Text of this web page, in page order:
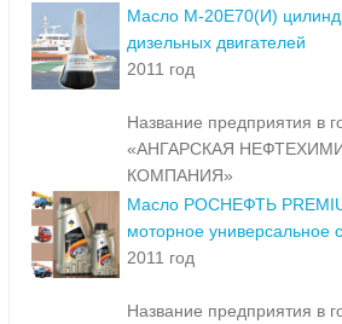
Масло М-20Е70(И)
дизельных двигателей
2011 год
Название предприятия в
«АНГАРСКАЯ
КОМПАНИЯ»
Масло РОСНЕФТЬ
моторное универсальное
2011 год
Название предприятия в